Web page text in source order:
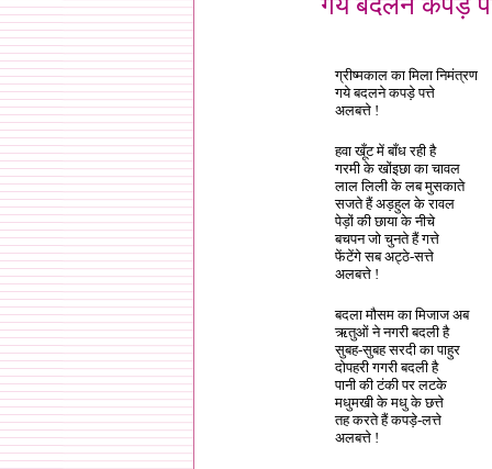
ग्रीष्मकाल का मिला निमंत्रण
गये बदलने कपड़े पत्ते
अलबत्ते !
हवा खूँट में बाँध रही है
गरमी के खोंइछा का चावल
लाल लिली के लब मुसकाते
सजते हैं अड़हुल के रावल
पेड़ों की छाया के नीचे
बचपन जो चुनते हैं गत्ते
फेंटेंगे सब अट्ठे-सत्ते
अलबत्ते !
बदला मौसम का मिजाज अब
ऋतुओं ने नगरी बदली है
सुबह-सुबह सरदी का पाहुर
दोपहरी गगरी बदली है
पानी की टंकी पर लटके
मधुमखी के मधु के छत्ते
तह करते हैं कपड़े-लत्ते
अलबत्ते !